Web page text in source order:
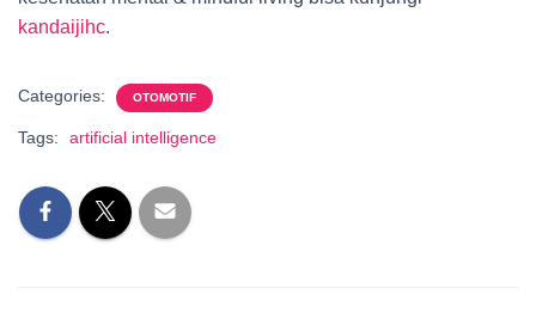
kandaijihc.
Categories: OTOMOTIF
Tags: artificial intelligence